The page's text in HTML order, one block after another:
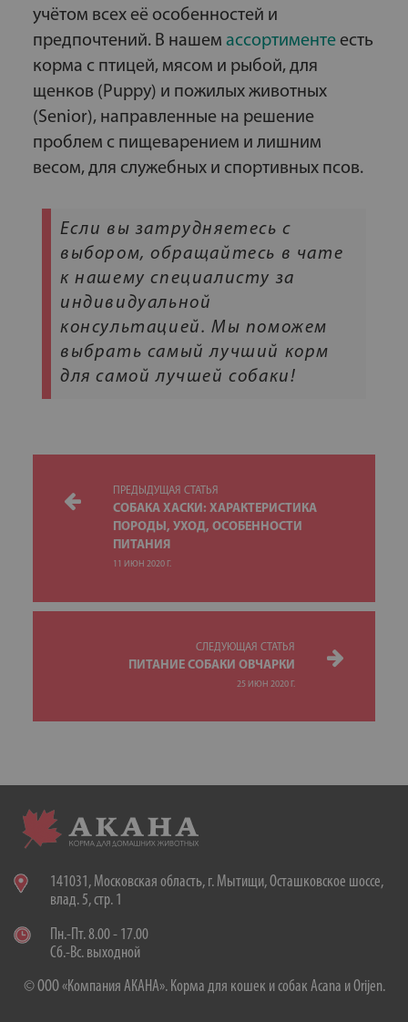
учётом всех её особенностей и
предпочтений. В нашем ассортиментеесть
корма с птицей, мясом и рыбой, для
щенков (Puppy) и пожилых животных
(Senior), направленные на решение
проблем с пищеварением и лишним
весом, для служебных и спортивных псов.
Если вы затрудняетесь с
выбором, обращайтесь в чате
к нашему специалисту за
индивидуальной
консультацией. Мы поможем
выбрать самый лучший корм
для самой лучшей собаки!
ПРЕДЫДУЩАЯ СТАТЬЯ
СОБАКА ХАСКИ: ХАРАКТЕРИСТИКА
ПОРОДЫ, УХОД, ОСОБЕННОСТИ
ПИТАНИЯ
11 ИЮН 2020 Г.
СЛЕДУЮЩАЯ СТАТЬЯ
ПИТАНИЕ СОБАКИ ОВЧАРКИ
25 ИЮН 2020 Г.
141031, Московская область, г. Мытищи, Осташковское шоссе,
влад. 5, стр. 1
Пн.-Пт. 8.00 - 17.00
Сб.-Вс. выходной
© ООО «Компания АКАНА». Корма для кошек и собак Acana и Orijen.